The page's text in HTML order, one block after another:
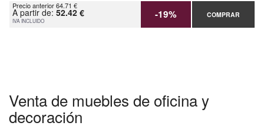
Precio anterior 64.71 €
A partir de: 52.42 €
IVA INCLUIDO -19% COMPRAR
Venta de muebles de oficina y
decoración